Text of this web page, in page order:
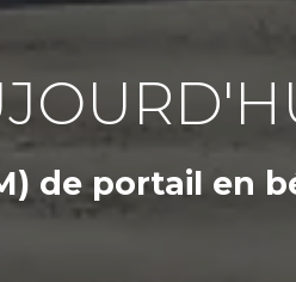
de portail en